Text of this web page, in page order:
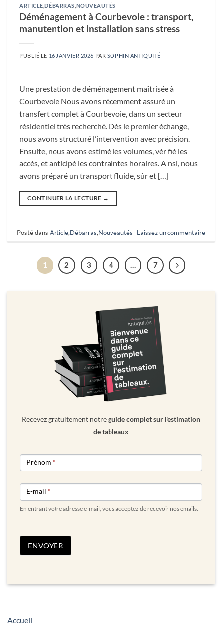
ARTICLE ,DÉBARRAS NOUVEAUTÉS
Déménagement à Courbevoie : transport,
manutention et installation sans stress
PUBLIÉ LE 16 JANVIER 2026 PAR SOPHIN ANTIQUITÉ
Une prestation de déménagement maîtrisée à
Courbevoie Nous avons récemment assuré un
transfert complet à Courbevoie, dans un secteur
résidentiel très recherché. Dès le premier échange,
nous avons structuré l’intervention avec précision.
Ensuite, nous avons estimé les volumes, vérifié les
accès, et anticipé les contraintes horaires. Ainsi, nous
avons préparé un transport fluide, sûr et […]
CONTINUER LA LECTURE →
Posté dansArticle,Débarras,Nouveautés Laissez un commentaire
1 2 3 4 … 7
Recevez gratuitement notreguide complet sur l'estimation
de tableaux
NEWSLETTER
FORM
Prénom *
E-mail *
En entrant votre adresse e-mail, vous acceptez de recevoir nos emails.
ENVOYER
Accueil